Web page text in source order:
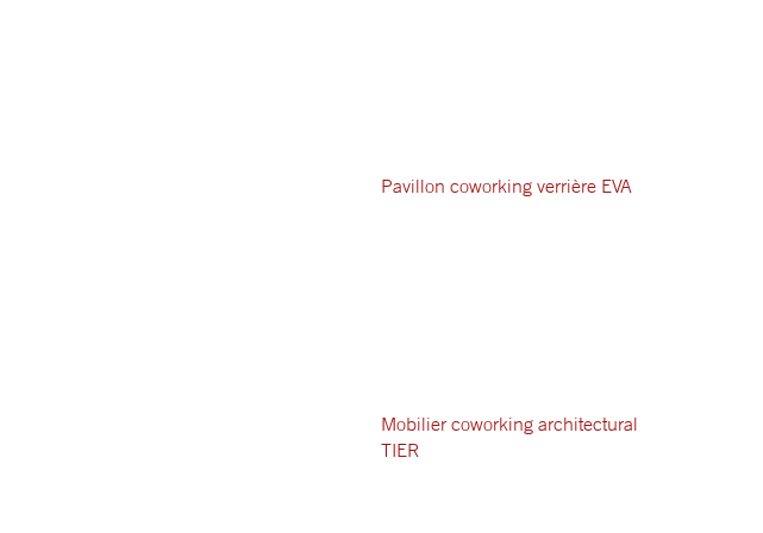
Pavillon coworking verrière EVA
Mobilier coworking architectural
TIER